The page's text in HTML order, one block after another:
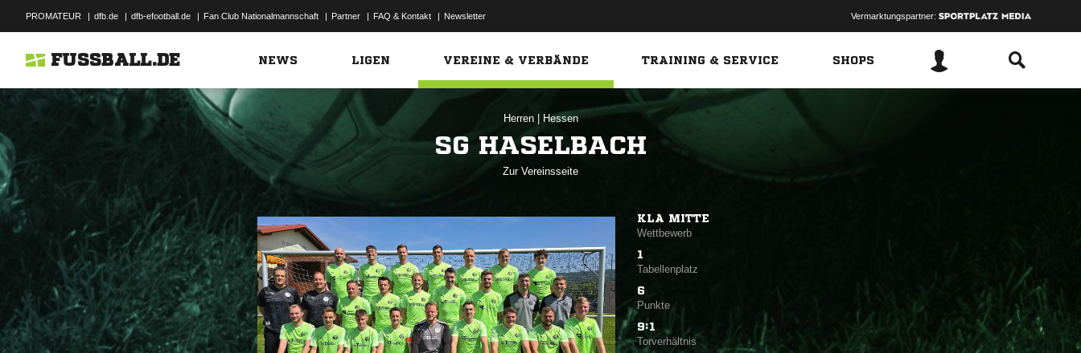
PROMATEUR | dfb.de | dfb-efootball.de | Fan Club Nationalmannschaft | Partner | FAQ & Kontakt | Newsletter Vermarktungspartner:
FUSSBALL.DE NEWS LIGEN VEREINE & VERBÄNDE TRAINING & SERVICE SHOPS
Herren Hessen
SG HASELBACH
Zur Vereinsseite
KLA MITTE
Wettbewerb
1
Tabellenplatz
6
Punkte
9:1
Torverhältnis